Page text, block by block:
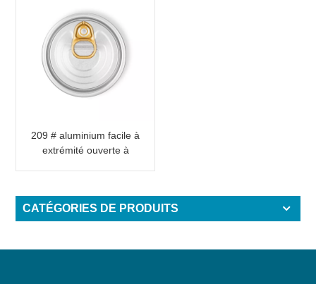
209 # aluminium facile à
extrémité ouverte à
CATÉGORIES DE PRODUITS